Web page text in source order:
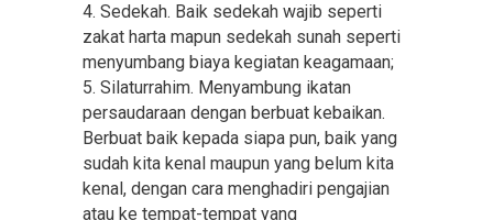
4. Sedekah. Baik sedekah wajib seperti
zakat harta mapun sedekah sunah seperti
menyumbang biaya kegiatan keagamaan;
5. Silaturrahim. Menyambung ikatan
persaudaraan dengan berbuat kebaikan.
Berbuat baik kepada siapa pun, baik yang
sudah kita kenal maupun yang belum kita
kenal, dengan cara menghadiri pengajian
atau ke tempat-tempat yang